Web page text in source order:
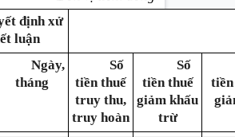
định xử
luận
Ngày,
tháng
Số
tiền thuế
truy thu,
truy hoàn
Số
tiền thuế
giảm khấu
trừ